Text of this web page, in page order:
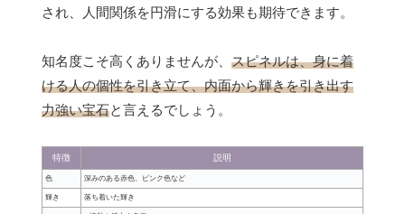
され、人間関係を円滑にする効果も期待できます。
知名度こそ高くありませんが、 スピネルは、身に着
ける人の個性を引き立て、内面から輝きを引き出す
力強い宝石と言えるでしょう。
特徴 説明
色 深みのある赤色、ピンク色など
輝き 落ち着いた輝き